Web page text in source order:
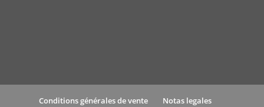
Conditions générales de vente
Notas legales